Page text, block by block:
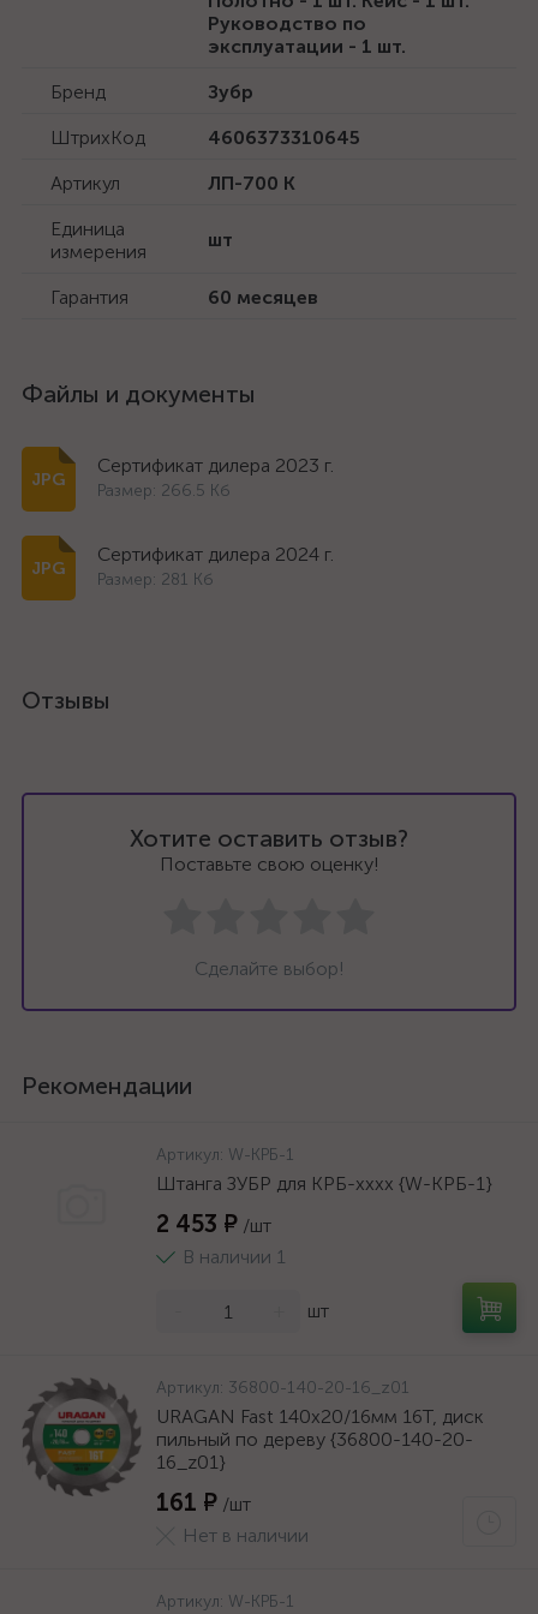
Руководство по
эксплуатации - 1 шт.
Бренд
Зубр
ШтрихКод
4606373310645
Артикул
ЛП-700 К
Единица
измерения
шт
Гарантия 60 месяцев
Файлы и документы
Сертификат дилера 2023 г.
Размер: 266.5 Кб
Сертификат дилера 2024 г.
Размер: 281 Кб
Отзывы
Хотите оставить отзыв?
Поставьте свою оценку!
Сделайте выбор!
Рекомендации
Артикул: W-КРБ-1
Штанга ЗУБР для КРБ-хххх {W-КРБ-1}
2 453 ₽ /шт
В наличии 1
шт
Артикул: 36800-140-20-16_z01
URAGAN Fast 140x20/16мм 16Т, диск
пильный по дереву {36800-140-20-
16_z01}
161 ₽ /шт
Нет в наличии
Артикул: W-КРБ-1